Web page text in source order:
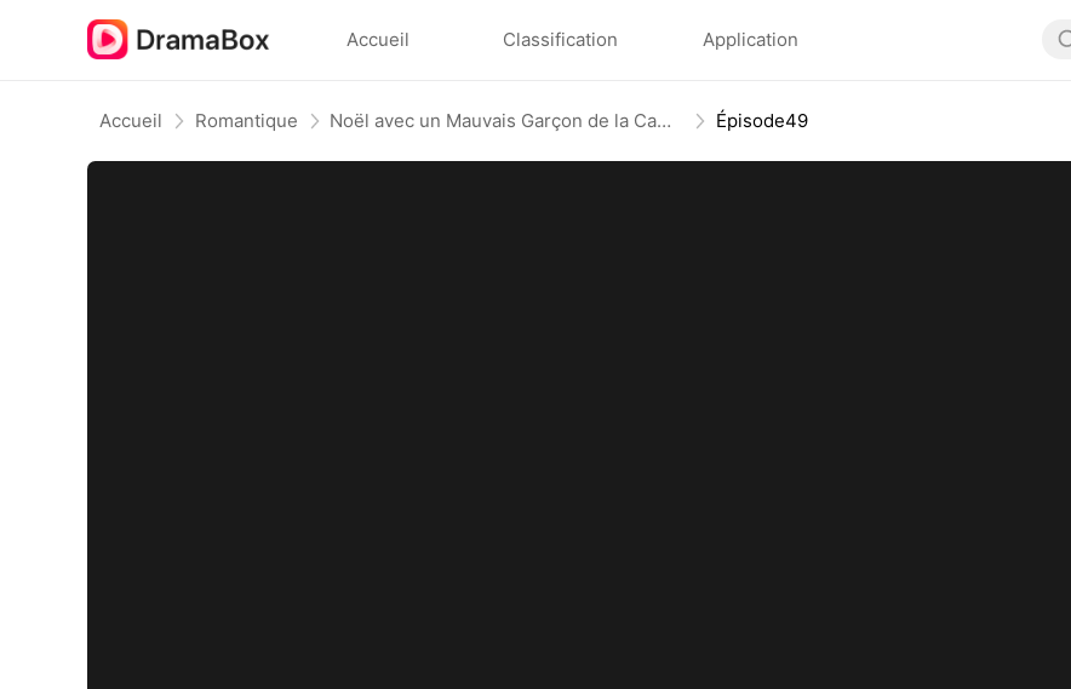
Accueil Classification Application
Accueil Romantique Noël avec un Mauvais Garçon de la Campagne Épisode49